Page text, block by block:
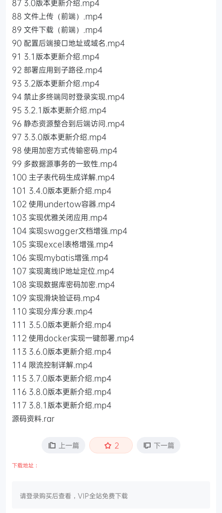
87 3.0版本更新介绍.mp4
88 文件上传（前端）.mp4
89 文件下载（前端）.mp4
90 配置后端接口地址或域名.mp4
91 3.1版本更新介绍.mp4
92 部署应用到子路径.mp4
93 3.2版本更新介绍.mp4
94 禁止多终端同时登录实现.mp4
95 3.2.1版本更新介绍.mp4
96 静态资源整合到后端访问.mp4
97 3.3.0版本更新介绍.mp4
98 使用加密方式传输密码.mp4
99 多数据源事务的一致性.mp4
100 主子表代码生成详解.mp4
101 3.4.0版本更新介绍.mp4
102 使用undertow容器.mp4
103 实现优雅关闭应用.mp4
104 实现swagger文档增强.mp4
105 实现excel表格增强.mp4
106 实现mybatis增强.mp4
107 实现离线IP地址定位.mp4
108 实现数据库密码加密.mp4
109 实现滑块验证码.mp4
110 实现分库分表.mp4
111 3.5.0版本更新介绍.mp4
112 使用docker实现一键部署.mp4
113 3.6.0版本更新介绍.mp4
114 限流控制详解.mp4
115 3.7.0版本更新介绍.mp4
116 3.8.0版本更新介绍.mp4
117 3.8.1版本更新介绍.mp4
源码资料.rar
上一篇 2 下一篇
下载地址：
请登录购买后查看，VIP全站免费下载